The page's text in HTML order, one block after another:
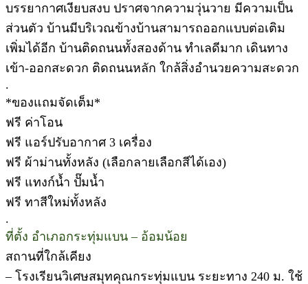
บรรยากาศเงียบสงบ ปราศจากความวุ่นวาย มีความเป็น
ส่วนตัว บ้านมีบริเวณข้างบ้านสามารถออกแบบต่อเติม
เพิ่มได้อีก บ้านติดถนนทั้งสองด้าน ทำเลดีมาก เดินทาง
เข้า-ออกสะดวก ติดถนนหลัก ใกล้สิ่งอำนวยความสะดวก
.
*ของแถมจัดเต็ม*
ฟรี ค่าโอน
ฟรี แอร์ปรับอากาศ 3 เครื่อง
ฟรี ผ้าม่านทั้งหลัง (เลือกลายเลือกสีได้เอง)
ฟรี แทงก์น้ำ ปั๊มน้ำ
ฟรี ทาสีใหม่ทั้งหลัง
.
ที่ตั้ง อำเภอกระทุ่มแบน – อ้อมน้อย
สถานที่ใกล้เคียง
– โรงเรียนวิเศษสมุทคุณกระทุ่มแบน ระยะทาง 240 ม. ใช้